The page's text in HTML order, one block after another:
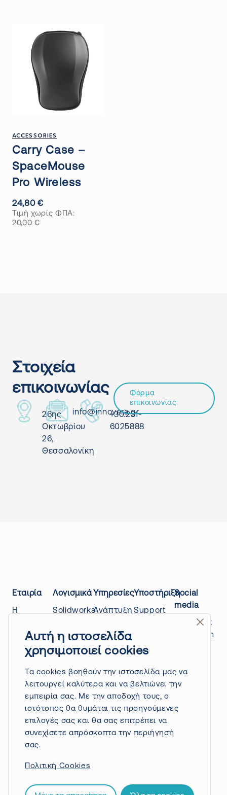
Αυτή η ιστοσελίδα
χρησιμοποιεί cookies
Τα cookies βοηθούν την ιστοσελίδα μας να
λειτουργεί καλύτερα και να βελτιώνει την
εμπειρία σας. Με την αποδοχή τους, ο
ιστότοπος θα θυμάται τις προηγούμενες
επιλογές σας και θα σας επιτρέπει να
συνεχίσετε απρόσκοπτα την περιήγησή
σας.
Πολιτική Cookies
ACCESSORIES
Carry Case –
SpaceMouse
Pro Wireless
24,80 €
Τιμή χωρίς ΦΠΑ:
20,00 €
Στοιχεία
επικοινωνίας
26ης
Οκτωβρίου
26,
Θεσσαλονίκη
info@innovera.gr
+30.231-
6025888
Φόρμα
επικοινωνίας
Εταιρία
Η
μας
Επικοινωνία
Τρόποι
πληρωμής
αποστολής
Πολιτική
επιστροφών
Πολιτική
απορρήτου
χρήσης
Λογισμικά
Solidworks
Draftsight
Quicksurface
Power
surfacing
/ nPower
software
Driveworks
Solidworks
Electrical
Υπηρεσίες
Ανάπτυξη
3D
Scanning
Printing
Ανάπτυξη
εφαρμογών
API
Δημιουργία
CAD
Υποστήριξη
Support
platform
Social
media
Facebook
Instagram